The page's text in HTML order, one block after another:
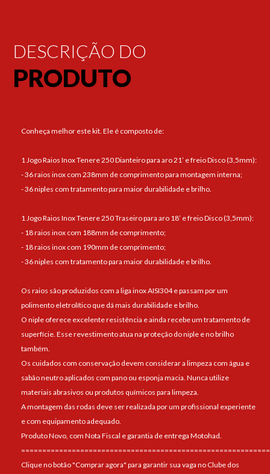
DESCRIÇÃO DO
PRODUTO
Conheça melhor este kit. Ele é composto de:
1 Jogo Raios Inox Tenere 250 Dianteiro para aro 21’ e freio Disco (3,5mm):
- 36 raios inox com 238mm de comprimento para montagem interna;
- 36 niples com tratamento para maior durabilidade e brilho.
1 Jogo Raios Inox Tenere 250 Traseiro para aro 18’ e freio Disco (3,5mm):
- 18 raios inox com 188mm de comprimento;
- 18 raios inox com 190mm de comprimento;
- 36 niples com tratamento para maior durabilidade e brilho.
Os raios são produzidos com a liga inox AISI304 e passam por um
polimento eletrolítico que dá mais durabilidade e brilho.
O niple oferece excelente resistência e ainda recebe um tratamento de
superfície. Esse revestimento atua na proteção do niple e no brilho
também.
Os cuidados com conservação devem considerar a limpeza com água e
sabão neutro aplicados com pano ou esponja macia. Nunca utilize
materiais abrasivos ou produtos químicos para limpeza.
A montagem das rodas deve ser realizada por um profissional experiente
e com equipamento adequado.
Produto Novo, com Nota Fiscal e garantia de entrega Motohad.
Clique no botão "Comprar agora" para garantir sua vaga no Clube dos